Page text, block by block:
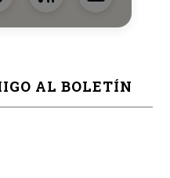
AL BOLETÍN